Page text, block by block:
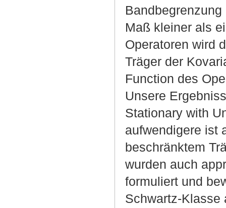
Maß kleiner als
Operatoren wird
Träger der
Function des
Unsere
Stationary with
aufwendigere ist
beschränktem
wurden auch
formuliert und
Schwartz-Klasse